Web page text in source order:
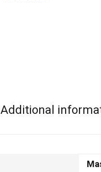
Additional